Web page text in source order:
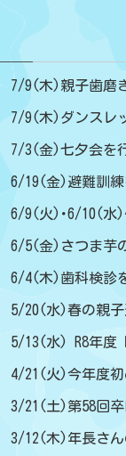
7/9(木)親子歯磨
7/9(木)ダンスレ
7/3(金)七夕会を
6/19(金)避難訓練
6/9(火)･6/10(水)
6/5(金)さつま芋
6/4(木)歯科検診
5/20(水)春の親子
5/13(水) R8年度
4/21(火)今年度
3/21(土)第58回
3/12(木)年長さん